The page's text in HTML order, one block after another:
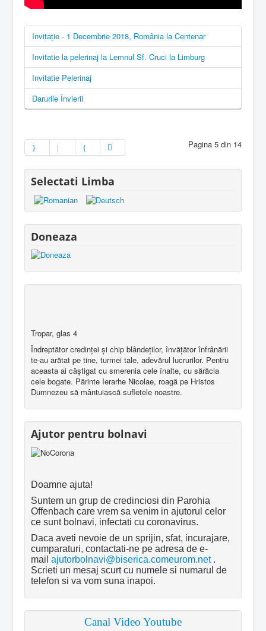
Invitație - 1 Decembrie 2018, România la Centenar
Invitatie la pelerinaj la Lemnul Sf. Cruci la Limburg
Invitatie Pelerinaj
Darurile Învierii
Pagina 5 din 14
Selectati Limba
Doneaza
Tropar, glas 4
Îndreptător credinţei şi chip blândeţilor, învăţător înfrânării
te-au arătat pe tine, turmei tale, adevărul lucrurilor. Pentru
aceasta ai câştigat cu smerenia cele înalte, cu sărăcia
cele bogate. Părinte Ierarhe Nicolae, roagă pe Hristos
Dumnezeu să mântuiască sufletele noastre.
Ajutor pentru bolnavi
Doamne ajuta!
Suntem un grup de credinciosi din Parohia
Offenbach care vrem sa venim in ajutorul celor
ce sunt bolnavi, infectati cu coronavirus.
Daca aveti nevoie de un sprijin, sfat, incurajare,
cumparaturi, contactati-ne pe adresa de e-
mail ajutorbolnavi@biserica.comeurom.net.
Scrieti un mesaj scurt cu numele si numarul de
telefon si va vom suna inapoi.
Canal Video Youtube